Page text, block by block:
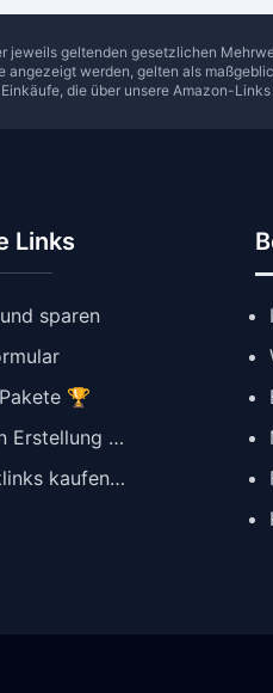
geltenden gesetzlichen
werden, gelten als
die über unsere Amazon-
Links
sparen
🏆
Webseiten Erstellung ✨
SEO Backlinks kaufen 🔗